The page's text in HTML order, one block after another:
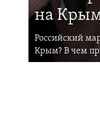
на
Российский
Крым? В чем